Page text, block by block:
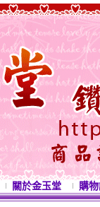
關於金玉堂 購